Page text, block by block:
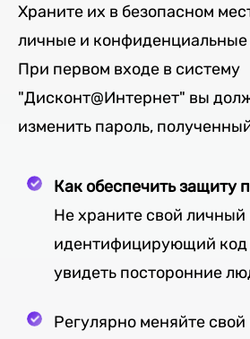
Храните их в безопасном
личные и
При первом входе в систему
"Дисконт@Интернет" вы
изменить пароль,
Как обеспечить защиту
Не храните свой личный
идентифицирующий код
увидеть посторонние
Регулярно меняйте